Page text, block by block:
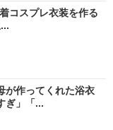
コスプレ衣装を作る
が作ってくれた浴衣
ぎ」「...